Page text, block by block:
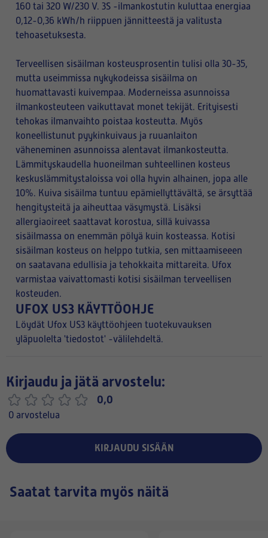
160 tai 320 W/230 V. 3S -ilmankostutin kuluttaa energiaa
0,12-0,36 kWh/h riippuen jännitteestä ja valitusta
tehoasetuksesta.
Terveellisen sisäilman kosteusprosentin tulisi olla 30-35,
mutta useimmissa nykykodeissa sisäilma on
huomattavasti kuivempaa. Moderneissa asunnoissa
ilmankosteuteen vaikuttavat monet tekijät. Erityisesti
tehokas ilmanvaihto poistaa kosteutta. Myös
koneellistunut pyykinkuivaus ja ruuanlaiton
väheneminen asunnoissa alentavat ilmankosteutta.
Lämmityskaudella huoneilman suhteellinen kosteus
keskuslämmitystaloissa voi olla hyvin alhainen, jopa alle
10%. Kuiva sisäilma tuntuu epämiellyttävältä, se ärsyttää
hengitysteitä ja aiheuttaa väsymystä. Lisäksi
allergiaoireet saattavat korostua, sillä kuivassa
sisäilmassa on enemmän pölyä kuin kosteassa. Kotisi
sisäilman kosteus on helppo tutkia, sen mittaamiseeen
on saatavana edullisia ja tehokkaita mittareita. Ufox
varmistaa vaivattomasti kotisi sisäilman terveellisen
kosteuden.
UFOX US3 KÄYTTÖOHJE
Löydät Ufox US3 käyttöohjeen tuotekuvauksen
yläpuolelta 'tiedostot' -välilehdeltä.
Kirjaudu ja jätä arvostelu:
0,0
0 arvostelua
KIRJAUDU SISÄÄN
Saatat tarvita myös näitä